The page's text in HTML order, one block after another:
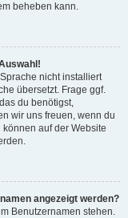
beheben kann.
nicht installiert
übersetzt. Frage ggf.
du benötigst,
wir uns freuen, wenn du
auf der Website
angezeigt werden?
Benutzernamen stehen.